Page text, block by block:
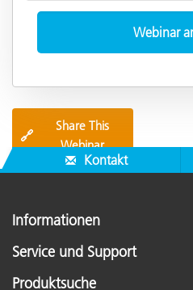
🔗
Share This
Webinar
Kontakt
Informationen
Service und Support
Produktsuche